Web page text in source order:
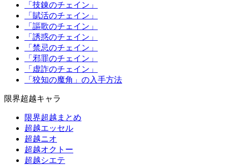
「技錬のチェイン」
「賦活のチェイン」
「謳歌のチェイン」
「誘惑のチェイン」
「禁忌のチェイン」
「邪罪のチェイン」
「虚詐のチェイン」
「狡知の魔角」の入手方法
限界超越キャラ
限界超越まとめ
超越エッセル
超越ニオ
超越オクトー
超越シエテ